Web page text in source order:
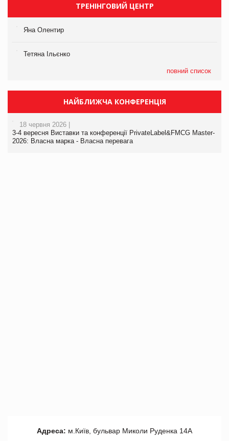
ТРЕНІНГОВИЙ ЦЕНТР
Яна Олентир
Тетяна Ільєнко
повний список
НАЙБЛИЖЧА КОНФЕРЕНЦІЯ
18 червня 2026 |
3-4 вересня Виставки та конференції PrivateLabel&FMCG Master-
2026: Власна марка - Власна перевага
Адреса: м.Київ, бульвар Миколи Руденка 14А